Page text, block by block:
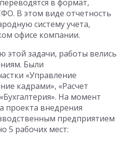
в формат,
В этом виде отчетность
систему учета,
офисе компании.
этой задачи, работы велись
Были
«Управление
кадрами», «Расчет
На момент
проекта внедрения
предприятием
5 рабочих мест: